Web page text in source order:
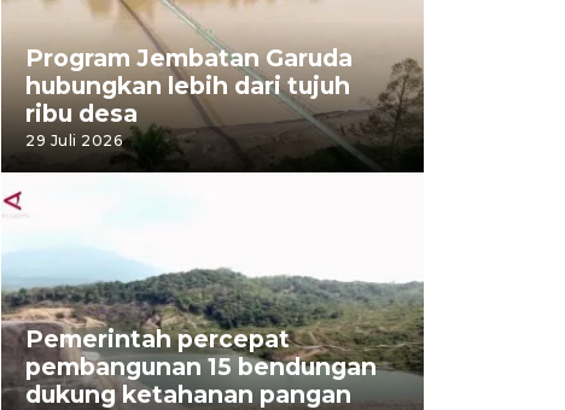
Program Jembatan Garuda
hubungkan lebih dari tujuh
ribu desa
29 Juli 2026
Pemerintah percepat
pembangunan 15 bendungan
dukung ketahanan pangan